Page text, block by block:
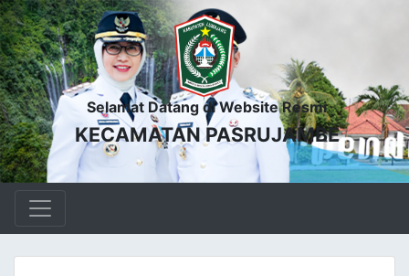
Selamat Datang di Website Resmi
KECAMATAN PASRUJAMBE